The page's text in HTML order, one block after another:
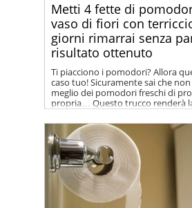
Metti 4 fette di
vaso di fiori con
giorni rimarrai senza
risultato ottenuto
Ti piacciono i pomodori? Allora
caso tuo! Sicuramente sai che non
meglio dei pomodori freschi di
propria… Questo trucco renderà
dei pomodori a casa semplice e